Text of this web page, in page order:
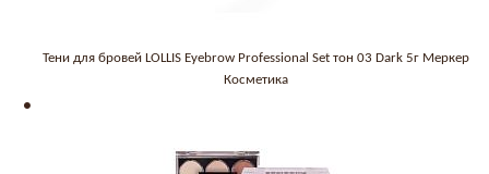
Тени для бровей LOLLIS Eyebrow Professional Set тон 03 Dark 5г Меркер
Косметика